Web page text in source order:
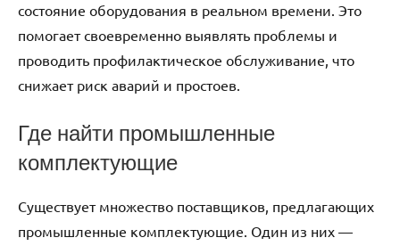
состояние оборудования в реальном времени. Это
помогает своевременно выявлять проблемы и
проводить профилактическое обслуживание, что
снижает риск аварий и простоев.
Где найти промышленные
комплектующие
Существует множество поставщиков, предлагающих
промышленные комплектующие. Один из них —